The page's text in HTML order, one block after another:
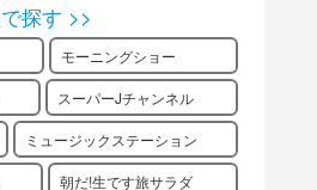
探す >>
モーニングショー
スーパーJチャンネル
ミュージックステーション
朝だ!生です旅サラダ